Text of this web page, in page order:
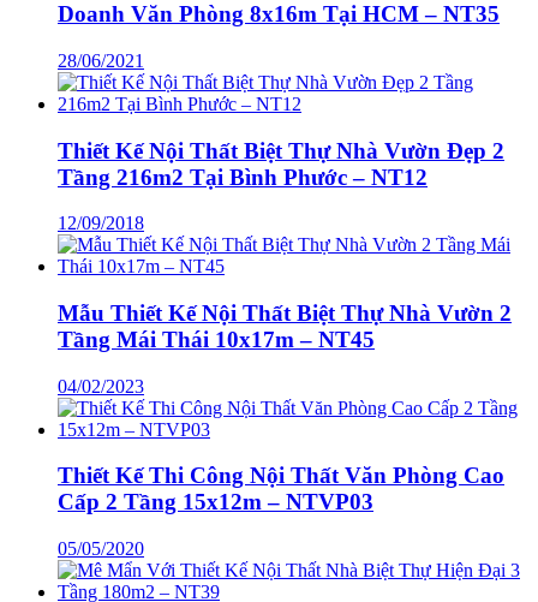
Doanh Văn Phòng 8x16m Tại HCM – NT35
28/06/2021
Thiết Kế Nội Thất Biệt Thự Nhà Vườn Đẹp 2
Tầng 216m2 Tại Bình Phước – NT12
12/09/2018
Mẫu Thiết Kế Nội Thất Biệt Thự Nhà Vườn 2
Tầng Mái Thái 10x17m – NT45
04/02/2023
Thiết Kế Thi Công Nội Thất Văn Phòng Cao
Cấp 2 Tầng 15x12m – NTVP03
05/05/2020